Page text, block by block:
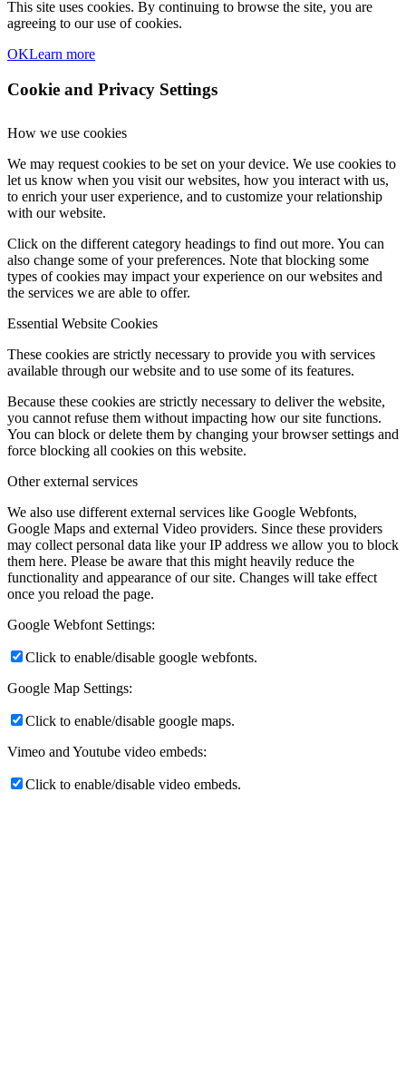
This site uses cookies. By continuing to browse the site, you are
agreeing to our use of cookies.
OKLearn more
Cookie and Privacy Settings
How we use cookies
We may request cookies to be set on your device. We use cookies to
let us know when you visit our websites, how you interact with us,
to enrich your user experience, and to customize your relationship
with our website.
Click on the different category headings to find out more. You can
also change some of your preferences. Note that blocking some
types of cookies may impact your experience on our websites and
the services we are able to offer.
Essential Website Cookies
These cookies are strictly necessary to provide you with services
available through our website and to use some of its features.
Because these cookies are strictly necessary to deliver the website,
you cannot refuse them without impacting how our site functions.
You can block or delete them by changing your browser settings and
force blocking all cookies on this website.
Other external services
We also use different external services like Google Webfonts,
Google Maps and external Video providers. Since these providers
may collect personal data like your IP address we allow you to block
them here. Please be aware that this might heavily reduce the
functionality and appearance of our site. Changes will take effect
once you reload the page.
Google Webfont Settings:
Click to enable/disable google webfonts.
Google Map Settings:
Click to enable/disable google maps.
Vimeo and Youtube video embeds:
Click to enable/disable video embeds.